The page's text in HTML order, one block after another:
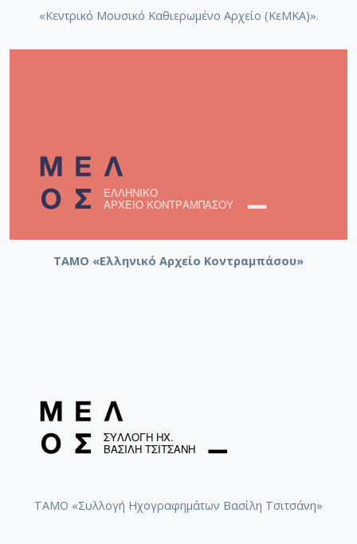
«Κεντρικό Μουσικό Καθιερωμένο Αρχείο (ΚεΜΚΑ)».
ΤΑΜΟ «Ελληνικό Αρχείο Κοντραμπάσου»
ΤΑΜΟ «Συλλογή Ηχογραφημάτων Βασίλη Τσιτσάνη»